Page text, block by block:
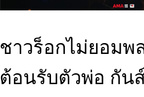
ชาวร็อกไม่ยอมพ
ต้อนรับตัวพ่อ กัน